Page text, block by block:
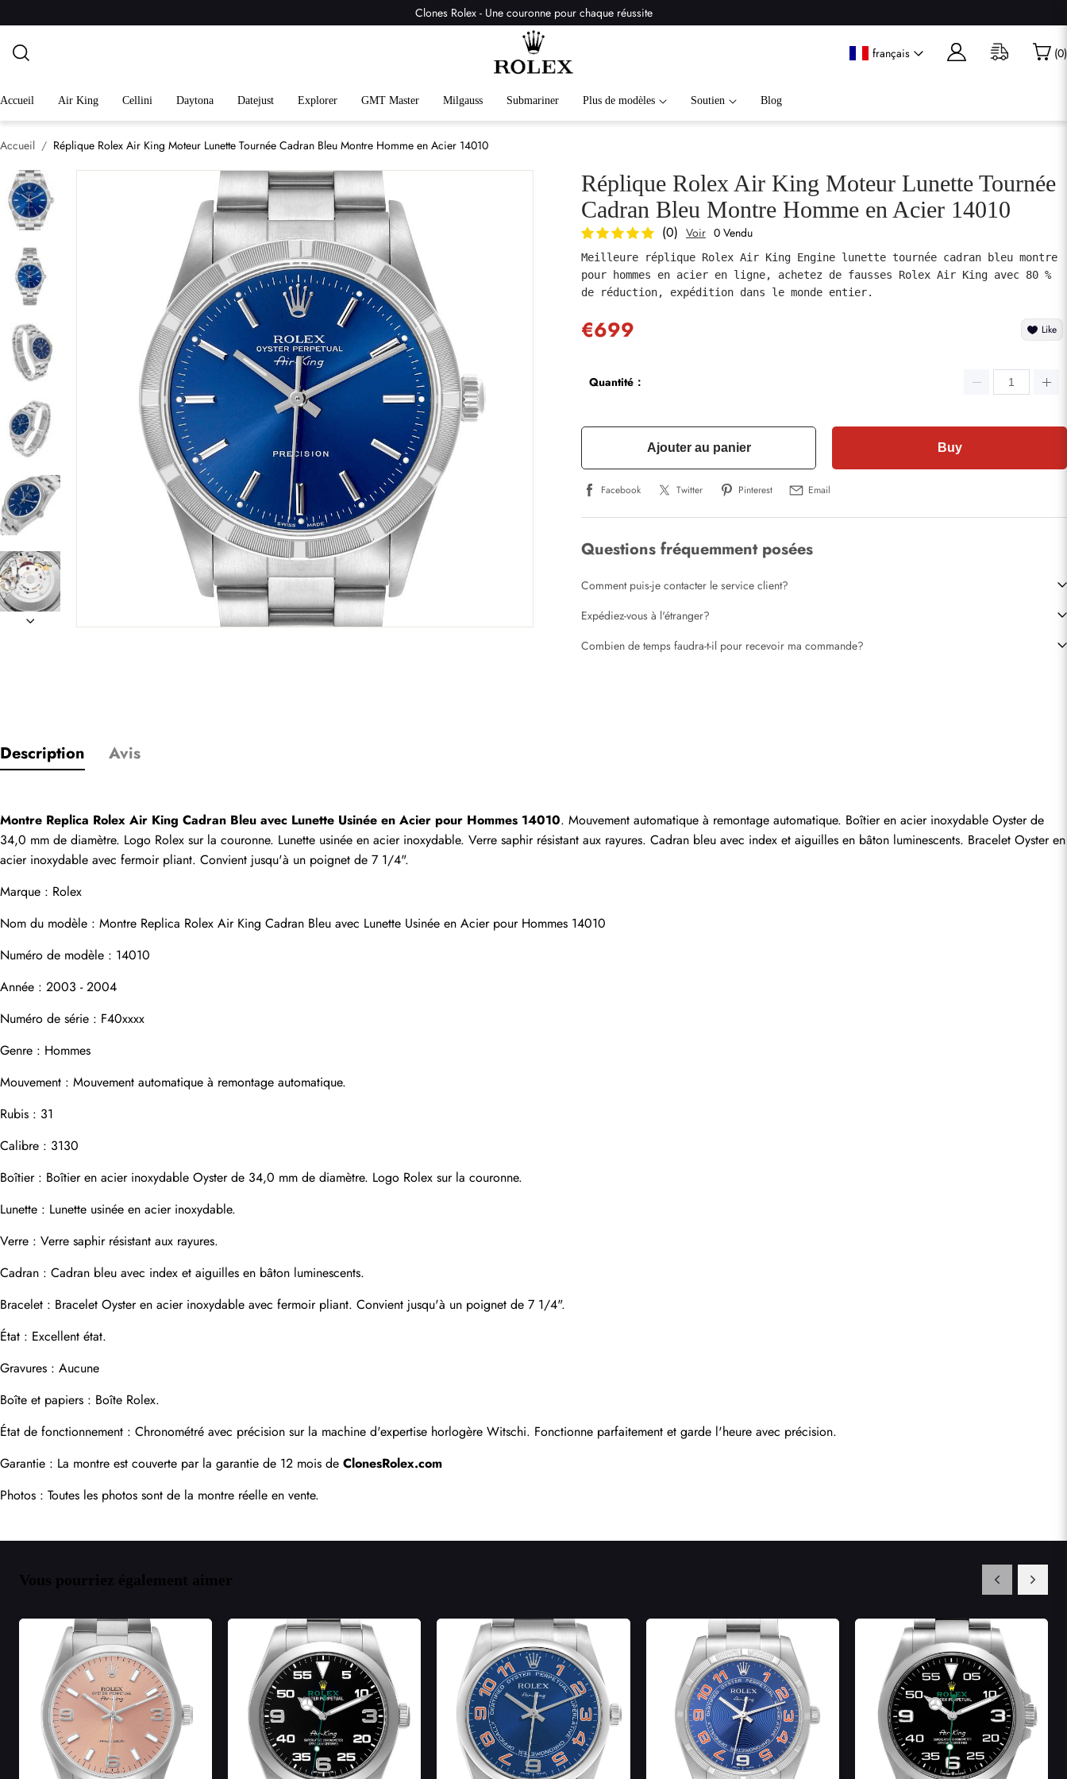
Clones Rolex - Une couronne pour chaque réussite
français (0)
Accueil Air King Cellini Daytona Datejust Explorer GMT Master Milgauss Submariner Plus de modèles Soutien Blog
Accueil Réplique Rolex Air King Moteur Lunette Tournée Cadran Bleu Montre Homme en Acier 14010
Réplique Rolex Air King Moteur Lunette Tournée
Cadran Bleu Montre Homme en Acier 14010
(0) Voir 0 Vendu
Meilleure réplique Rolex Air King Engine lunette tournée cadran bleu montre
pour hommes en acier en ligne, achetez de fausses Rolex Air King avec 80 %
de réduction, expédition dans le monde entier.
€699 Like
Quantité：
Ajouter au panier Buy
Facebook Twitter Pinterest Email
Questions fréquemment posées
Comment puis-je contacter le service client?
Expédiez-vous à l'étranger?
Combien de temps faudra-t-il pour recevoir ma commande?
Description Avis
Montre Replica Rolex Air King Cadran Bleu avec Lunette Usinée en Acier pour Hommes 14010. Mouvement automatique à remontage automatique. Boîtier en acier inoxydable Oyster de
34,0 mm de diamètre. Logo Rolex sur la couronne. Lunette usinée en acier inoxydable. Verre saphir résistant aux rayures. Cadran bleu avec index et aiguilles en bâton luminescents. Bracelet Oyster en
acier inoxydable avec fermoir pliant. Convient jusqu'à un poignet de 7 1/4".
Marque : Rolex
Nom du modèle : Montre Replica Rolex Air King Cadran Bleu avec Lunette Usinée en Acier pour Hommes 14010
Numéro de modèle : 14010
Année : 2003 - 2004
Numéro de série : F40xxxx
Genre : Hommes
Mouvement : Mouvement automatique à remontage automatique.
Rubis : 31
Calibre : 3130
Boîtier : Boîtier en acier inoxydable Oyster de 34,0 mm de diamètre. Logo Rolex sur la couronne.
Lunette : Lunette usinée en acier inoxydable.
Verre : Verre saphir résistant aux rayures.
Cadran : Cadran bleu avec index et aiguilles en bâton luminescents.
Bracelet : Bracelet Oyster en acier inoxydable avec fermoir pliant. Convient jusqu'à un poignet de 7 1/4".
État : Excellent état.
Gravures : Aucune
Boîte et papiers : Boîte Rolex.
État de fonctionnement : Chronométré avec précision sur la machine d'expertise horlogère Witschi. Fonctionne parfaitement et garde l'heure avec précision.
Garantie : La montre est couverte par la garantie de 12 mois de ClonesRolex.com
Photos : Toutes les photos sont de la montre réelle en vente.
Vous pourriez également aimer
Évaluation
Adresse e-mail
Téléphone